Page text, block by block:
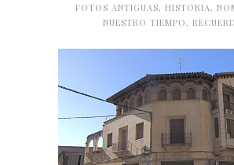
FOTOS ANTIGUAS, HISTORIA ,
NUESTRO TIEMPO ,